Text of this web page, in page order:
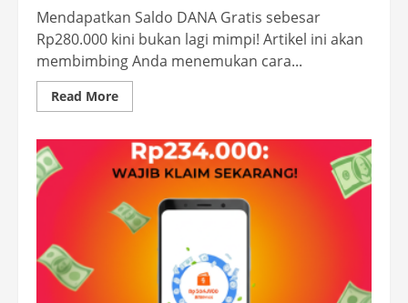
Mendapatkan Saldo DANA Gratis sebesar
Rp280.000 kini bukan lagi mimpi! Artikel ini akan
membimbing Anda menemukan cara...
Read MoreRead
more
DANA
Gratis
Rp280rb:
Cara
Terbaik
&
Cepat!